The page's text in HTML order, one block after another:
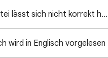
Meine ePub Datei lässt sich nicht korrekt hochladen. Es bleibt immer stehen bei "Wird verarbeitet"
wird in Englisch vorgelesen